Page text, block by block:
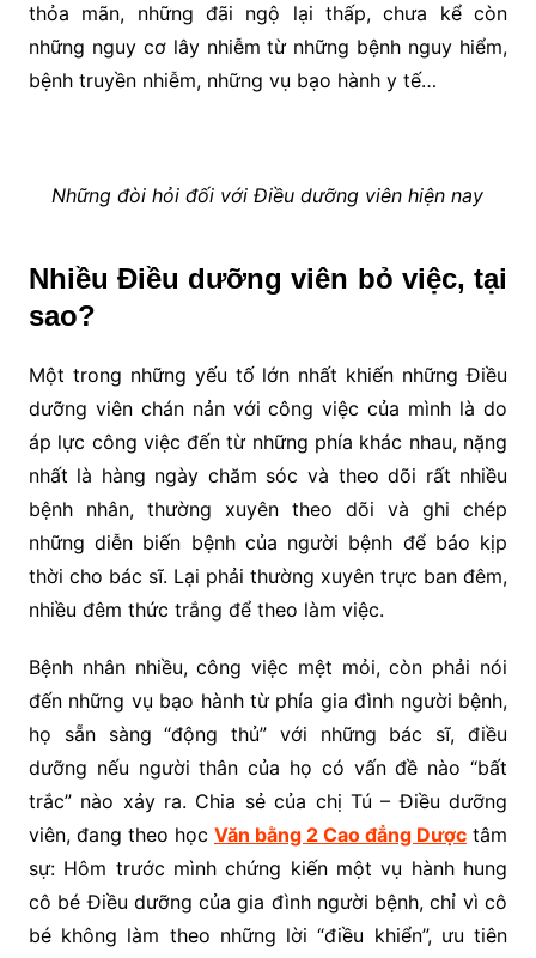
thỏa mãn, những đãi ngộ lại thấp, chưa kể còn
những nguy cơ lây nhiễm từ những bệnh nguy hiểm,
bệnh truyền nhiễm, những vụ bạo hành y tế…
Những đòi hỏi đối với Điều dưỡng viên hiện nay
Nhiều Điều dưỡng viên bỏ việc, tại
sao?
Một trong những yếu tố lớn nhất khiến những Điều
dưỡng viên chán nản với công việc của mình là do
áp lực công việc đến từ những phía khác nhau, nặng
nhất là hàng ngày chăm sóc và theo dõi rất nhiều
bệnh nhân, thường xuyên theo dõi và ghi chép
những diễn biến bệnh của người bệnh để báo kịp
thời cho bác sĩ. Lại phải thường xuyên trực ban đêm,
nhiều đêm thức trắng để theo làm việc.
Bệnh nhân nhiều, công việc mệt mỏi, còn phải nói
đến những vụ bạo hành từ phía gia đình người bệnh,
họ sẵn sàng “động thủ” với những bác sĩ, điều
dưỡng nếu người thân của họ có vấn đề nào “bất
trắc” nào xảy ra. Chia sẻ của chị Tú – Điều dưỡng
viên, đang theo học Văn bằng 2 Cao đẳng Dược tâm
sự: Hôm trước mình chứng kiến một vụ hành hung
cô bé Điều dưỡng của gia đình người bệnh, chỉ vì cô
bé không làm theo những lời “điều khiển”, ưu tiên